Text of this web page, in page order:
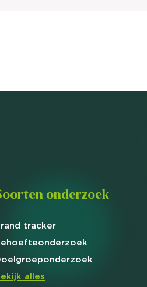
onderzoek
tracker
onderzoek
onderzoek
alles